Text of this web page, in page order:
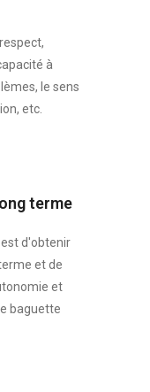
à
le sens
etc.
terme
est d'obtenir
et de
et
baguette